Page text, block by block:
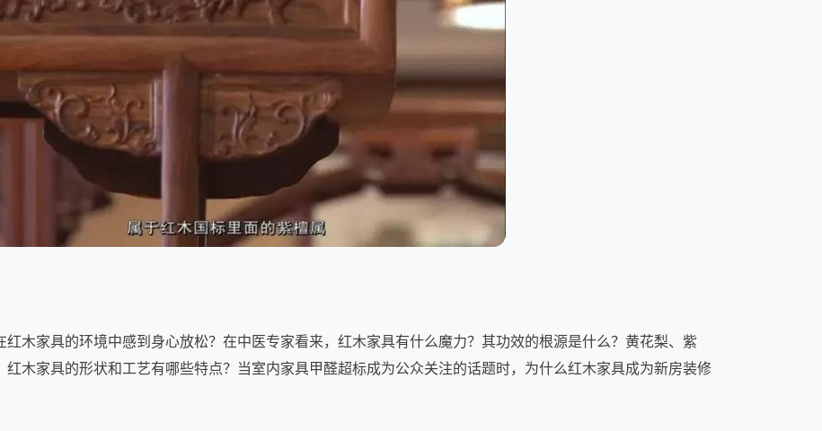
家具的环境中感到身心放松？在中医专家看来，红木家具有什么魔力？其功效的根源是什么？黄花梨、紫
木家具的形状和工艺有哪些特点？当室内家具甲醛超标成为公众关注的话题时，为什么红木家具成为新房装修